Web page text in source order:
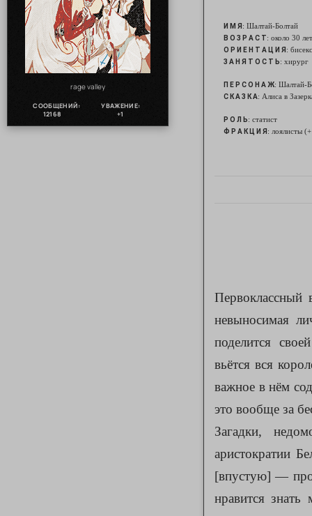
rage valley
СООБЩЕНИЙ:
12168
УВАЖЕНИЕ:
+1
И М Я : Шалтай-Болтай
В О З Р А С Т: около 30
О Р И Е Н Т А Ц И Я :
З А Н Я Т О С Т Ь: хирург
П Е Р С О Н А Ж: Шалтай-
С К А З К А: Алиса в
Р О Л Ь: статист
Ф Р А К Ц И Я : лоялисты
невыносимая
поделится
вьётся вся
важное в нём
это вообще за
Загадки,
аристократии
[впустую] —
нравится